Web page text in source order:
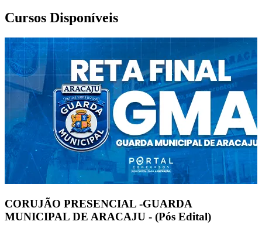
Cursos Disponíveis
CORUJÃO PRESENCIAL -GUARDA
MUNICIPAL DE ARACAJU - (Pós Edital)